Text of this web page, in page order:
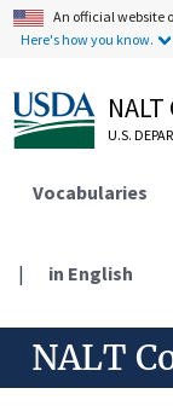
An official website
Here's how you know.
U.S.
Vocabularies
| in English
NALT